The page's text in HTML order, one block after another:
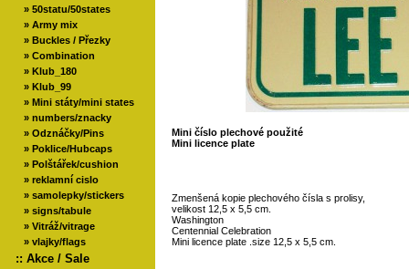
» 50statu/50states
» Army mix
» Buckles / Přezky
» Combination
» Klub_180
» Klub_99
» Mini státy/mini states
» numbers/znacky
» Odznáčky/Pins
» Poklice/Hubcaps
» Polštářek/cushion
» reklamní cislo
» samolepky/stickers
» signs/tabule
» Vitráž/vitrage
» vlajky/flags
:: Akce / Sale
Mini číslo plechové použité
Mini licence plate
Zmenšená kopie plechového čísla s prolisy,
velikost 12,5 x 5,5 cm.
Washington
Centennial Celebration
Mini licence plate .size 12,5 x 5,5 cm.